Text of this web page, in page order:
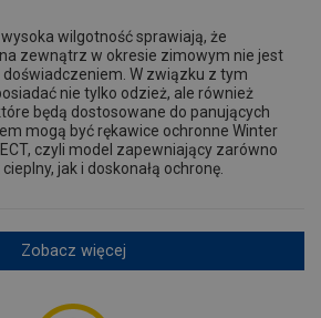
wilgotność sprawiają, że
zewnątrz w okresie zimowym nie jest
W związku z tym
nie tylko odzież, ale również
będą dostosowane do panujących
mogą być rękawice ochronne Winter
czyli model zapewniający zarówno
jak i doskonałą ochronę.
Zobacz więcej